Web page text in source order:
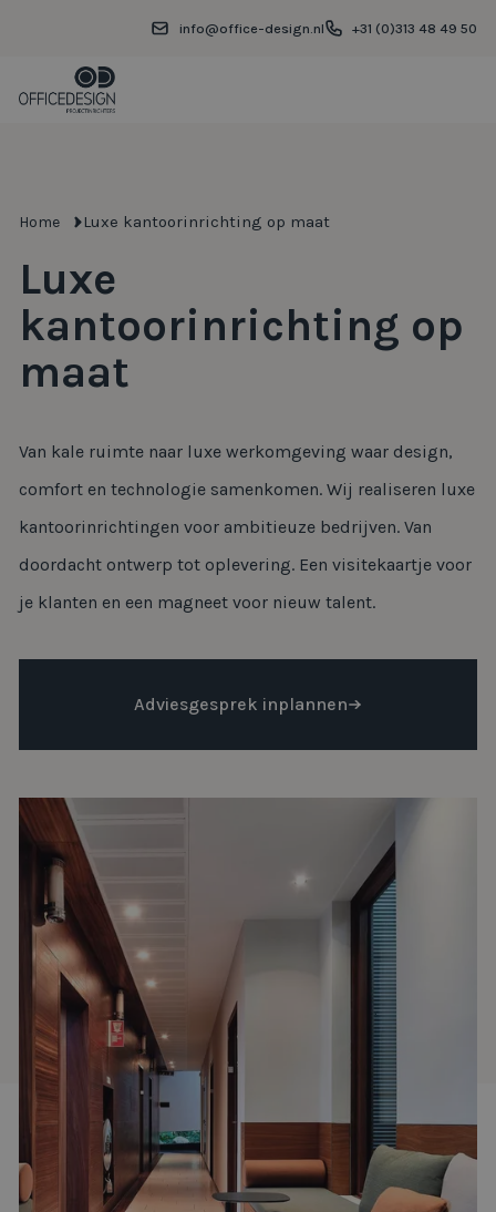
info@office-design.nl +31 (0)313 48 49 50
Home Luxe kantoorinrichting op maat
Luxe
kantoorinrichting op
maat
Van kale ruimte naar luxe werkomgeving waar design,
comfort en technologie samenkomen. Wij realiseren luxe
kantoorinrichtingen voor ambitieuze bedrijven. Van
doordacht ontwerp tot oplevering. Een visitekaartje voor
je klanten en een magneet voor nieuw talent.
Adviesgesprek inplannen